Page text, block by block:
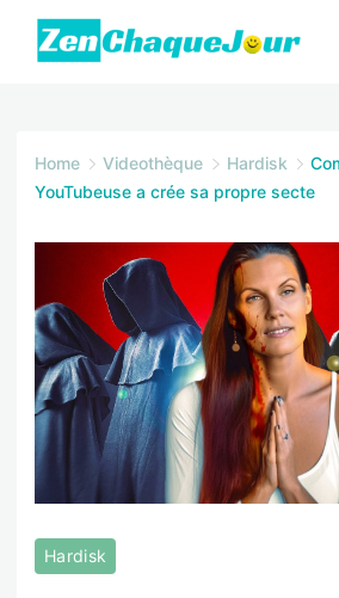
Skip
Home Videothèque Hardisk
YouTubeuse a crée sa propre secte
Hardisk